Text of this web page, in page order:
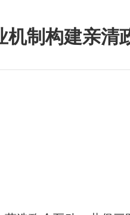
制构建亲清